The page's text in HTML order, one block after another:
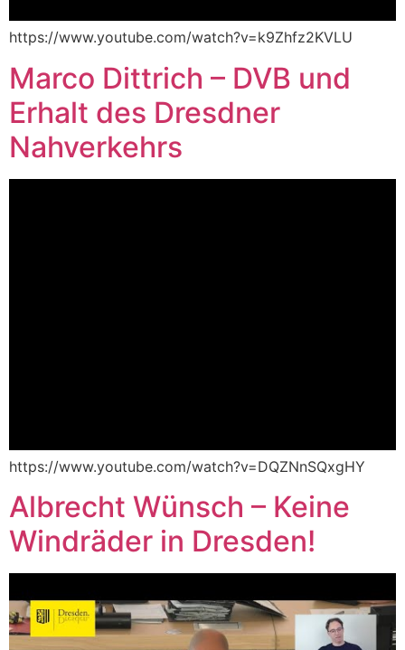
https://www.youtube.com/watch?v=k9Zhfz2KVLU
Marco Dittrich – DVB und
Erhalt des Dresdner
Nahverkehrs
https://www.youtube.com/watch?v=DQZNnSQxgHY
Albrecht Wünsch – Keine
Windräder in Dresden!